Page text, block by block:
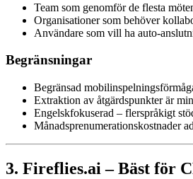
Team som genomför de flesta
Organisationer som behöver
Användare som vill ha auto-
Begränsningar
Begränsad
Extraktion av åtgärdspunkter är
Engelskfokuserad – flerspråkigt
Månadsprenumerationskostnader
3. Fireflies.ai – Bäst för